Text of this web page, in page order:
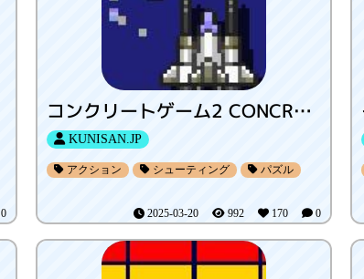
0
コンクリートゲーム2 CONCRETEGAME2
KUNISAN.JP
アクション シューティング パズル
2025-03-20 992 170 0